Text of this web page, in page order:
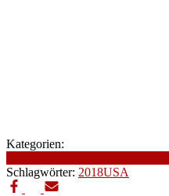
Kategorien:
Schlagwörter: 2018USA